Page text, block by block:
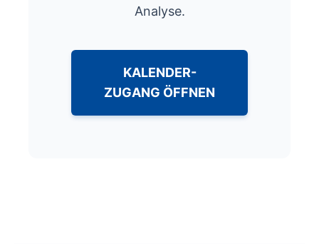
Analyse.
KALENDER-
ZUGANG ÖFFNEN